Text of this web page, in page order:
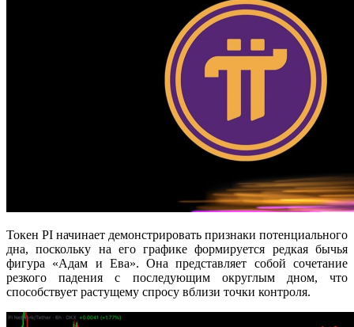
Токен PI начинает демонстрировать признаки потенциального
дна, поскольку на его графике формируется редкая бычья
фигура «Адам и Ева». Она представляет собой сочетание
резкого падения с последующим округлым дном, что
способствует растущему спросу вблизи точки контроля.